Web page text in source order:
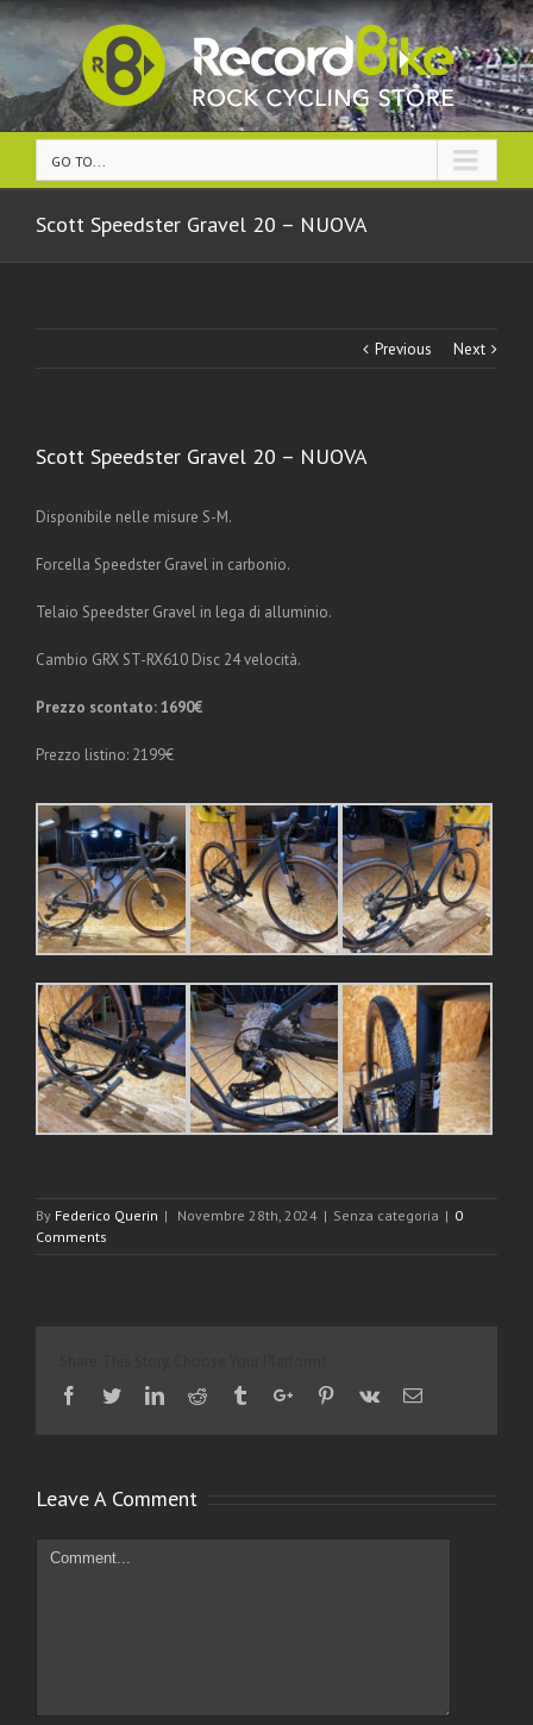
GO TO...
Scott Speedster Gravel 20 – NUOVA
Previous Next
Scott Speedster Gravel 20 – NUOVA
Disponibile nelle misure S-M.
Forcella Speedster Gravel in carbonio.
Telaio Speedster Gravel in lega di alluminio.
Cambio GRX ST-RX610 Disc 24 velocità.
Prezzo scontato: 1690€
Prezzo listino: 2199€
By Federico Querin | Novembre 28th, 2024 | Senza categoria | 0
Comments
Facebook
TwitterLinkedinReddit TumblrGoogle+Pinterest
Vk Email
Leave A Comment
Comment